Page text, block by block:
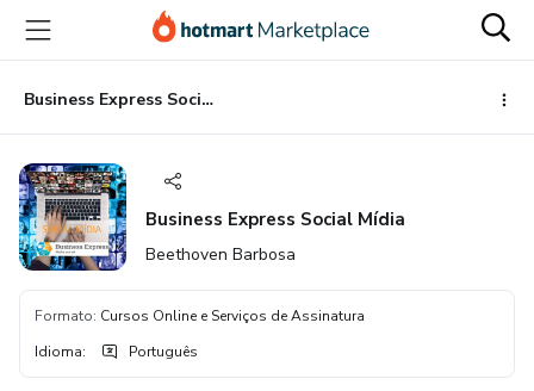
para
conteúdo
principal
para
pagamento
para
rodapé
Business Express Social Mídia
Business Express Social Mídia
Beethoven Barbosa
Formato: Cursos Online e Serviços de Assinatura
Idioma: Português